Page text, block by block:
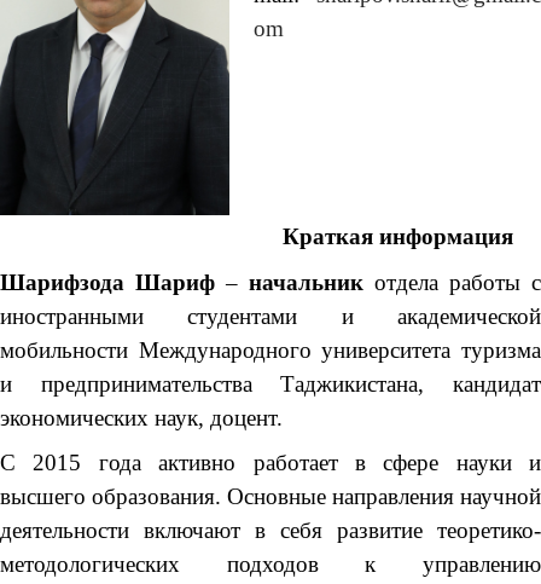
om
Краткая информация
Шарифзода Шариф – начальник отдела работы с
иностранными студентами и академической
мобильности Международного университета туризма
и предпринимательства Таджикистана, кандидат
экономических наук, доцент.
С 2015 года активно работает в сфере науки и
высшего образования. Основные направления научной
деятельности включают в себя развитие теоретико-
методологических подходов к управлению